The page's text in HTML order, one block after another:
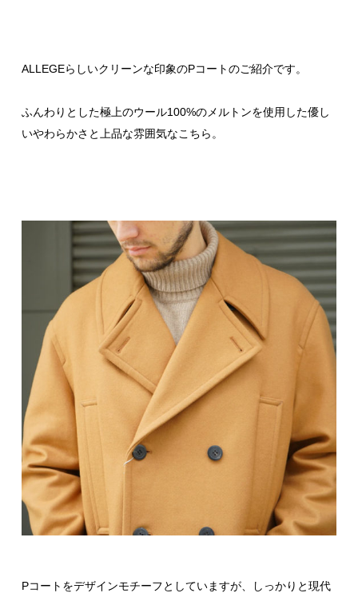
ALLEGEらしいクリーンな印象のPコートのご紹介です。
ふんわりとした極上のウール100%のメルトンを使用した優し
いやわらかさと上品な雰囲気なこちら。
Pコートをデザインモチーフとしていますが、しっかりと現代